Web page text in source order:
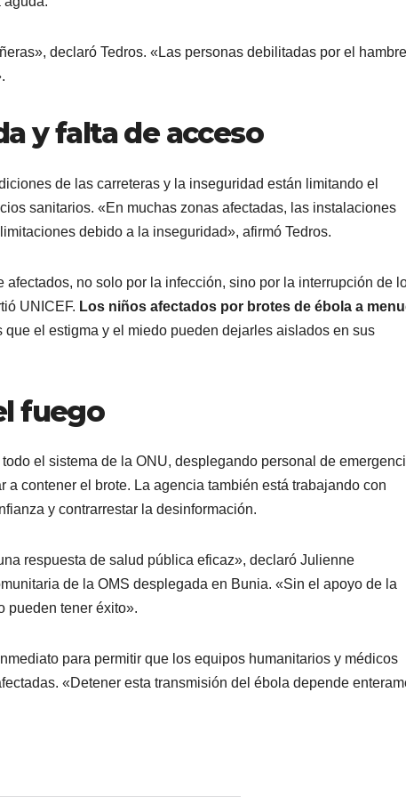
declaró Tedros. «Las personas debilitadas por el hambre
y falta de acceso
de las carreteras y la inseguridad están limitando el
sanitarios. «En muchas zonas afectadas, las instalaciones
debido a la inseguridad», afirmó Tedros.
afectados, no solo por la infección, sino por la interrupción de
UNICEF. Los niños afectados por brotes de ébola a
que el estigma y el miedo pueden dejarles aislados en sus
fuego
el sistema de la ONU, desplegando personal de
contener el brote. La agencia también está trabajando con
y contrarrestar la desinformación.
respuesta de salud pública eficaz», declaró Julienne
de la OMS desplegada en Bunia. «Sin el apoyo de la
pueden tener éxito».
para permitir que los equipos humanitarios y médicos
«Detener esta transmisión del ébola depende